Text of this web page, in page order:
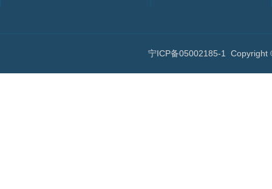
宁ICP备05002185-1 Copyright